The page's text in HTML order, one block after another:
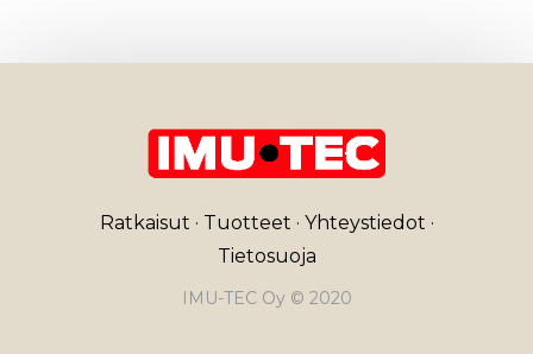
Ratkaisut · Tuotteet · Yhteystiedot ·
Tietosuoja
IMU-TEC Oy © 2020